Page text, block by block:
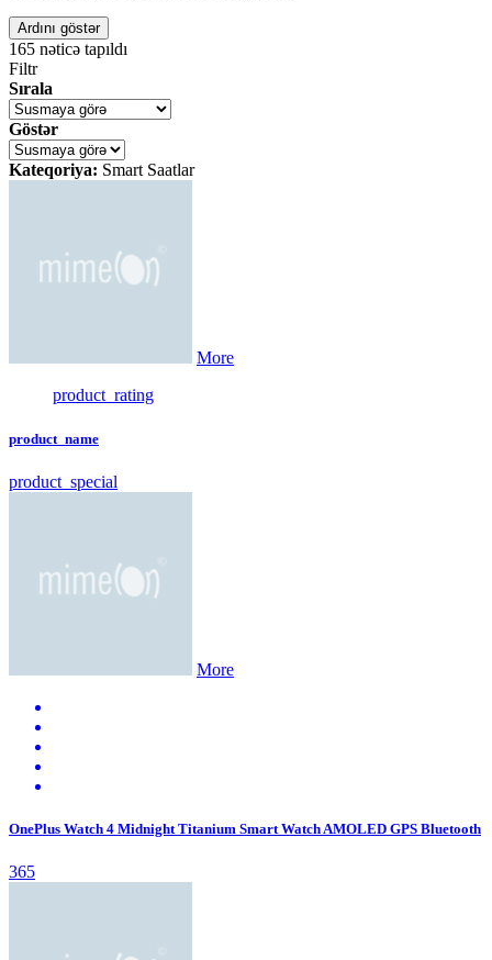
Ardını göstər
165 nəticə tapıldı
Filtr
Sırala
Göstər
Kateqoriya: Smart Saatlar
More
product_rating
product_name
product_special
More
OnePlus Watch 4 Midnight Titanium Smart Watch AMOLED GPS Bluetooth
365